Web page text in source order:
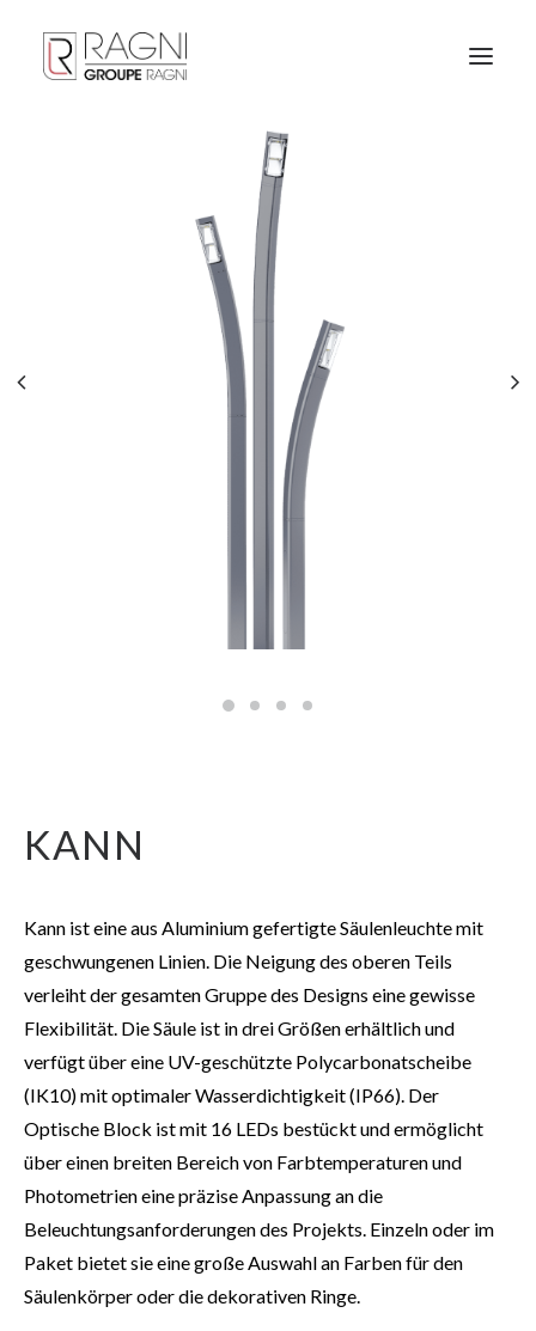
KANN
Kann ist eine aus Aluminium gefertigte Säulenleuchte mit
geschwungenen Linien. Die Neigung des oberen Teils
verleiht der gesamten Gruppe des Designs eine gewisse
Flexibilität. Die Säule ist in drei Größen erhältlich und
verfügt über eine UV-geschützte Polycarbonatscheibe
(IK10) mit optimaler Wasserdichtigkeit (IP66). Der
Optische Block ist mit 16 LEDs bestückt und ermöglicht
über einen breiten Bereich von Farbtemperaturen und
Photometrien eine präzise Anpassung an die
Beleuchtungsanforderungen des Projekts. Einzeln oder im
Paket bietet sie eine große Auswahl an Farben für den
Säulenkörper oder die dekorativen Ringe.